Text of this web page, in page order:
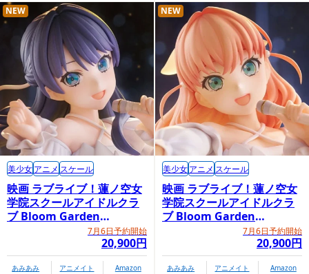
映画 ラブライブ！蓮ノ空女
学院スクールアイドルクラ
ブ Bloom Garden
Party「村野さやか」7月6日予約開始
20,900円
NEW
美少女アニメ スケール
あみあみ アニメイト Amazon
映画 ラブライブ！蓮ノ空女
学院スクールアイドルクラ
ブ Bloom Garden
Party「日野下花帆」7月6日予約開始
20,900円
NEW
美少女アニメ スケール
あみあみ アニメイト Amazon